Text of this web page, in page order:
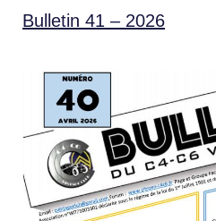
Bulletin 41 – 2026